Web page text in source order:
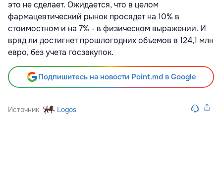
это не сделает. Ожидается, что в целом
фармацевтический рынок просядет на 10% в
стоимостном и на 7% - в физическом выражении. И
вряд ли достигнет прошлогодних объемов в 124,1 млн
евро, без учета госзакупок.
Подпишитесь на новости Point.md в Google
Источник Logos